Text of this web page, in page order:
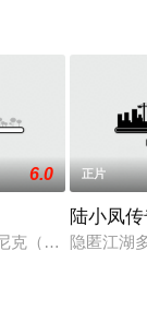
是一名摩
6.0
克（Ethan
正片
陆小凤
隐匿江湖